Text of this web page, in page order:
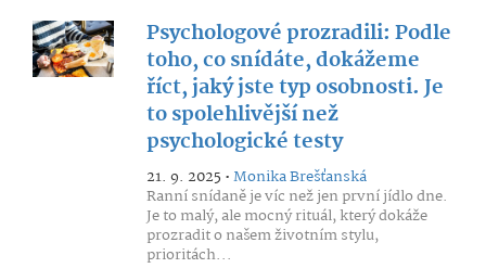
Psychologové prozradili: Podle
toho, co snídáte, dokážeme
říct, jaký jste typ osobnosti. Je
to spolehlivější než
psychologické testy
21. 9. 2025 •Monika Brešťanská
Ranní snídaně je víc než jen první jídlo dne.
Je to malý, ale mocný rituál, který dokáže
prozradit o našem životním stylu,
prioritách...